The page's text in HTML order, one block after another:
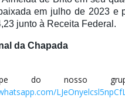
em julho de 2023 e
junto à Receita Federal.
da Chapada
do nosso